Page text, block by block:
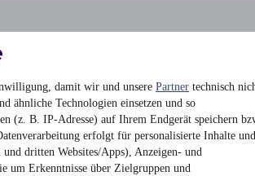
damit wir und unsere Partner technisch
ähnliche Technologien einsetzen und so
(z. B. IP-Adresse) auf Ihrem Endgerät speichern
erfolgt für personalisierte Inhalte und
und dritten Websites/Apps), Anzeigen- und
um Erkenntnisse über Zielgruppen und
(English)